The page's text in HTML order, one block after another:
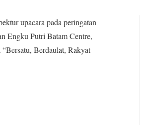
upacara pada peringatan
Engku Putri Batam Centre,
Berdaulat, Rakyat